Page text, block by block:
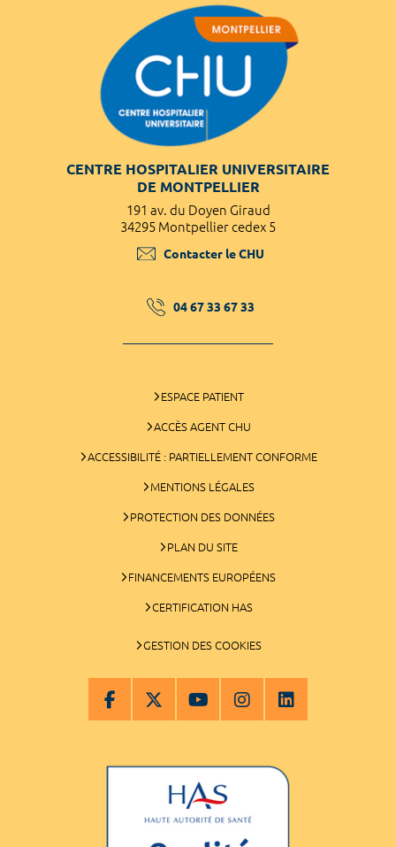
CENTRE HOSPITALIER UNIVERSITAIRE
DE MONTPELLIER
191 av. du Doyen Giraud
34295 Montpellier cedex 5
Contacter le CHU
04 67 33 67 33
ESPACE PATIENT
ACCÈS AGENT CHU
ACCESSIBILITÉ : PARTIELLEMENT CONFORME
MENTIONS LÉGALES
PROTECTION DES DONNÉES
PLAN DU SITE
FINANCEMENTS EUROPÉENS
CERTIFICATION HAS
GESTION DES COOKIES